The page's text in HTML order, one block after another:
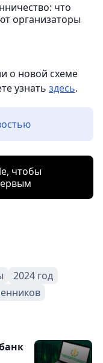
что
организаторы
о новой схеме
узнать здесь.
чтобы
2024 год